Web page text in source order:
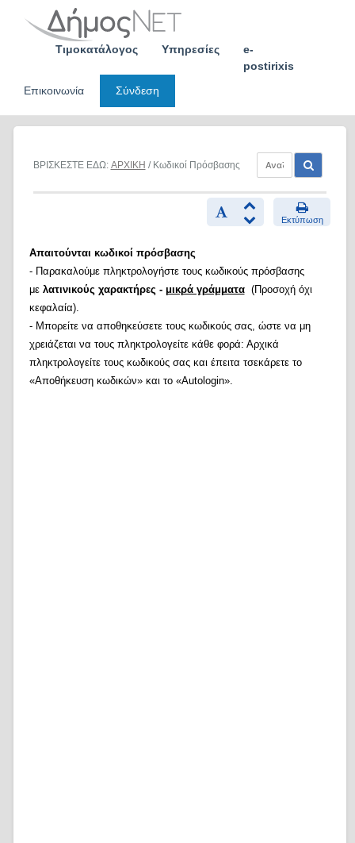
Τιμοκατάλογος Υπηρεσίες
e-
postirixis
Επικοινωνία
Σύνδεση
ΒΡΙΣΚΕΣΤΕ ΕΔΩ: ΑΡΧΙΚΗ / Κωδικοί Πρόσβασης
Εκτύπωση
Απαιτούνται κωδικοί πρόσβασης
- Παρακαλούμε πληκτρολογήστε τους κωδικούς πρόσβασης
με λατινικούς χαρακτήρες - μικρά γράμματα(Προσοχή όχι
κεφαλαία).
- Μπορείτε να αποθηκεύσετε τους κωδικούς σας, ώστε να μη
χρειάζεται να τους πληκτρολογείτε κάθε φορά: Αρχικά
πληκτρολογείτε τους κωδικούς σας και έπειτα τσεκάρετε το
«Αποθήκευση κωδικών» και το «Autologin».